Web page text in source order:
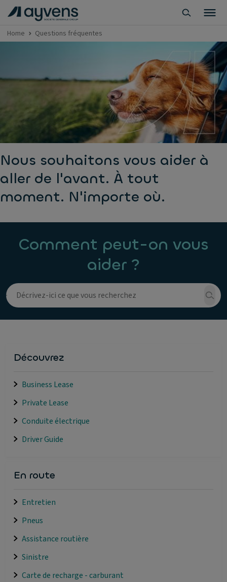
Home Questions fréquentes
Nous souhaitons vous aider à
aller de l'avant. À tout
moment. N'importe où.
Comment peut-on vous
aider ?
Découvrez
Business Lease
Private Lease
Conduite électrique
Driver Guide
En route
Entretien
Pneus
Assistance routière
Sinistre
Carte de recharge - carburant